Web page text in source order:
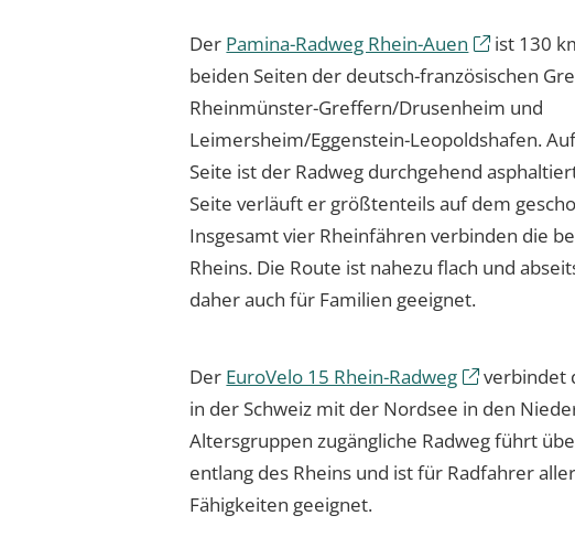
Der Pamina-Radweg Rhein-Auen
ist 130
beiden Seiten der deutsch-französischen
Rheinmünster-Greffern/Drusenheim und
Leimersheim/Eggenstein-Leopoldshafen.
Seite ist der Radweg durchgehend
Seite verläuft er größtenteils auf dem
Insgesamt vier Rheinfähren verbinden die
Rheins. Die Route ist nahezu flach und
daher auch für Familien geeignet.
Der EuroVelo 15 Rhein-Radweg
verbindet
in der Schweiz mit der Nordsee in den
Altersgruppen zugängliche Radweg führt
entlang des Rheins und ist für Radfahrer
Fähigkeiten geeignet.